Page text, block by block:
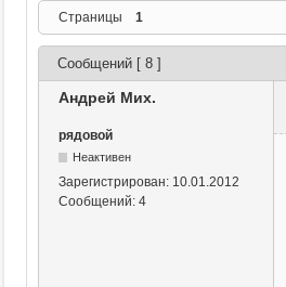
Страницы 1
Сообщений [ 8 ]
Андрей Мих.
рядовой
Неактивен
Зарегистрирован: 10.01.2012
Сообщений: 4